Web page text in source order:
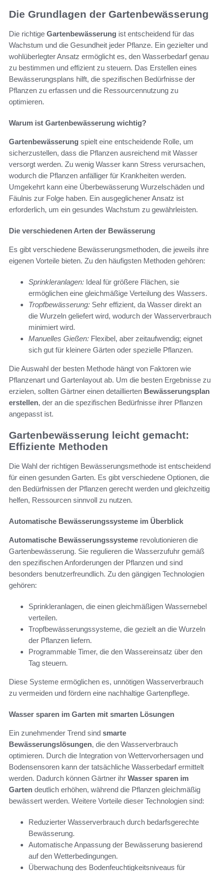
Die Grundlagen der Gartenbewässerung
Die richtige Gartenbewässerung ist entscheidend für das
Wachstum und die Gesundheit jeder Pflanze. Ein gezielter und
wohlüberlegter Ansatz ermöglicht es, den Wasserbedarf genau
zu bestimmen und effizient zu steuern. Das Erstellen eines
Bewässerungsplans hilft, die spezifischen Bedürfnisse der
Pflanzen zu erfassen und die Ressourcennutzung zu
optimieren.
Warum ist Gartenbewässerung wichtig?
Gartenbewässerung spielt eine entscheidende Rolle, um
sicherzustellen, dass die Pflanzen ausreichend mit Wasser
versorgt werden. Zu wenig Wasser kann Stress verursachen,
wodurch die Pflanzen anfälliger für Krankheiten werden.
Umgekehrt kann eine Überbewässerung Wurzelschäden und
Fäulnis zur Folge haben. Ein ausgeglichener Ansatz ist
erforderlich, um ein gesundes Wachstum zu gewährleisten.
Die verschiedenen Arten der Bewässerung
Es gibt verschiedene Bewässerungsmethoden, die jeweils ihre
eigenen Vorteile bieten. Zu den häufigsten Methoden gehören:
Sprinkleranlagen: Ideal für größere Flächen, sie
ermöglichen eine gleichmäßige Verteilung des Wassers.
Tropfbewässerung: Sehr effizient, da Wasser direkt an
die Wurzeln geliefert wird, wodurch der Wasserverbrauch
minimiert wird.
Manuelles Gießen: Flexibel, aber zeitaufwendig; eignet
sich gut für kleinere Gärten oder spezielle Pflanzen.
Die Auswahl der besten Methode hängt von Faktoren wie
Pflanzenart und Gartenlayout ab. Um die besten Ergebnisse zu
erzielen, sollten Gärtner einen detaillierten Bewässerungsplan
erstellen, der an die spezifischen Bedürfnisse ihrer Pflanzen
angepasst ist.
Gartenbewässerung leicht gemacht:
Effiziente Methoden
Die Wahl der richtigen Bewässerungsmethode ist entscheidend
für einen gesunden Garten. Es gibt verschiedene Optionen, die
den Bedürfnissen der Pflanzen gerecht werden und gleichzeitig
helfen, Ressourcen sinnvoll zu nutzen.
Automatische Bewässerungssysteme im Überblick
Automatische Bewässerungssysteme revolutionieren die
Gartenbewässerung. Sie regulieren die Wasserzufuhr gemäß
den spezifischen Anforderungen der Pflanzen und sind
besonders benutzerfreundlich. Zu den gängigen Technologien
gehören:
Sprinkleranlagen, die einen gleichmäßigen Wassernebel
verteilen.
Tropfbewässerungssysteme, die gezielt an die Wurzeln
der Pflanzen liefern.
Programmable Timer, die den Wassereinsatz über den
Tag steuern.
Diese Systeme ermöglichen es, unnötigen Wasserverbrauch
zu vermeiden und fördern eine nachhaltige Gartenpflege.
Wasser sparen im Garten mit smarten Lösungen
Ein zunehmender Trend sind smarte
Bewässerungslösungen, die den Wasserverbrauch
optimieren. Durch die Integration von Wettervorhersagen und
Bodensensoren kann der tatsächliche Wasserbedarf ermittelt
werden. Dadurch können Gärtner ihr Wasser sparen im
Garten deutlich erhöhen, während die Pflanzen gleichmäßig
bewässert werden. Weitere Vorteile dieser Technologien sind:
Reduzierter Wasserverbrauch durch bedarfsgerechte
Bewässerung.
Automatische Anpassung der Bewässerung basierend
auf den Wetterbedingungen.
Überwachung des Bodenfeuchtigkeitsniveaus für